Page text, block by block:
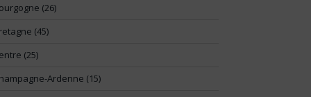
(26)
(45)
(25)
Ardenne (15)